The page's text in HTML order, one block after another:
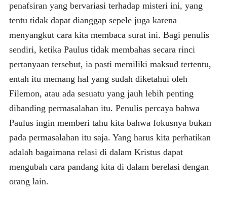
penafsiran yang bervariasi terhadap misteri ini, yang
tentu tidak dapat dianggap sepele juga karena
menyangkut cara kita membaca surat ini. Bagi penulis
sendiri, ketika Paulus tidak membahas secara rinci
pertanyaan tersebut, ia pasti memiliki maksud tertentu,
entah itu memang hal yang sudah diketahui oleh
Filemon, atau ada sesuatu yang jauh lebih penting
dibanding permasalahan itu. Penulis percaya bahwa
Paulus ingin memberi tahu kita bahwa fokusnya bukan
pada permasalahan itu saja. Yang harus kita perhatikan
adalah bagaimana relasi di dalam Kristus dapat
mengubah cara pandang kita di dalam berelasi dengan
orang lain.